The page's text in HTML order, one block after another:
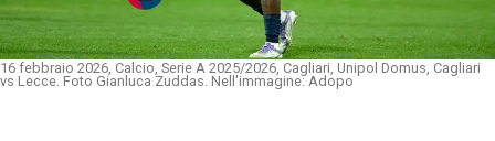
16 febbraio 2026, Calcio, Serie A 2025/2026, Cagliari, Unipol Domus, Cagliari
vs Lecce. Foto Gianluca Zuddas. Nell'immagine: Adopo